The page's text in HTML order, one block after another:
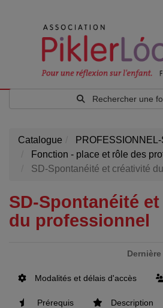
Rechercher une
Catalogue
Fonction - place et rôle des
SD-Spontanéité et créativité
SD-Spontanéité
du professionnel
Modalités et délais d'accès
Prérequis Description